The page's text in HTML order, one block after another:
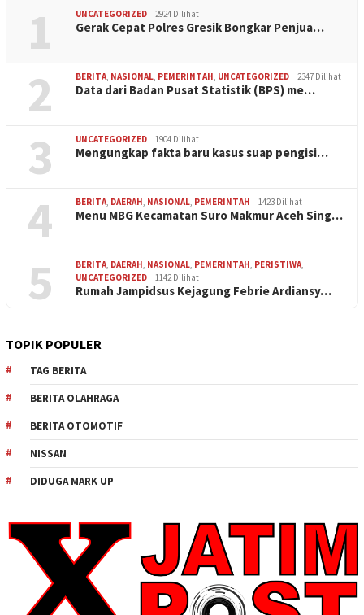
1 UNCATEGORIZED 2924 Dilihat
Gerak Cepat Polres Gresik Bongkar Penjua…
2 BERITA, NASIONAL, PEMERINTAH, UNCATEGORIZED 2347 Dilihat
Data dari Badan Pusat Statistik (BPS) me…
3 UNCATEGORIZED 1904 Dilihat
Mengungkap fakta baru kasus suap pengisi…
4 BERITA, DAERAH, NASIONAL, PEMERINTAH 1423 Dilihat
Menu MBG Kecamatan Suro Makmur Aceh Sing…
5 BERITA, DAERAH, NASIONAL, PEMERINTAH, PERISTIWA,
UNCATEGORIZED
1142 Dilihat
Rumah Jampidsus Kejagung Febrie Ardiansy…
TOPIK POPULER
TAG BERITA
BERITA OLAHRAGA
BERITA OTOMOTIF
NISSAN
DIDUGA MARK UP